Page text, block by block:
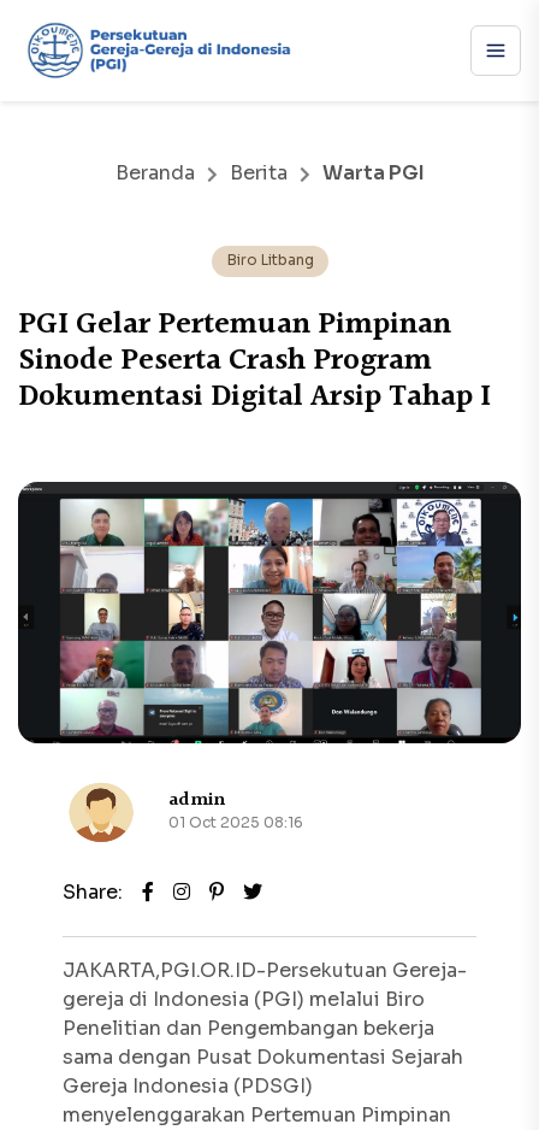
Beranda Berita Warta PGI
Biro Litbang
PGI Gelar Pertemuan Pimpinan
Sinode Peserta Crash Program
Dokumentasi Digital Arsip Tahap I
admin
01 Oct 2025 08:16
Share:
JAKARTA,PGI.OR.ID-Persekutuan Gereja-
gereja di Indonesia (PGI) melalui Biro
Penelitian dan Pengembangan bekerja
sama dengan Pusat Dokumentasi Sejarah
Gereja Indonesia (PDSGI)
menyelenggarakan Pertemuan Pimpinan